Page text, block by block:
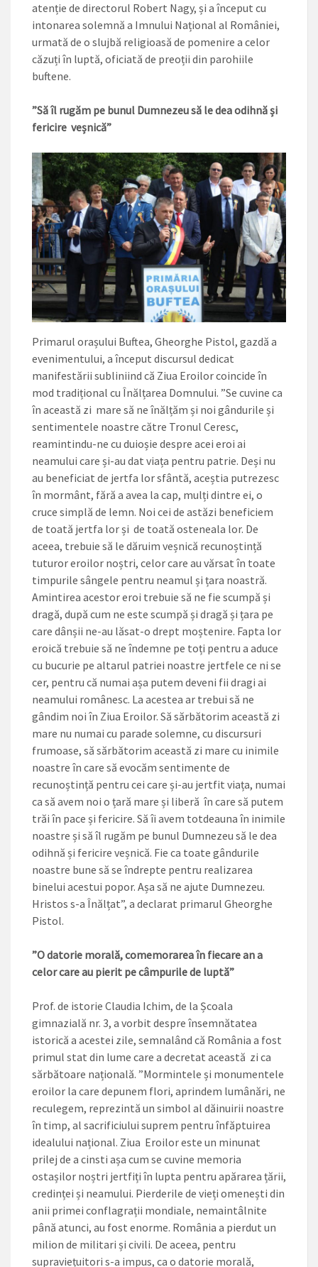
atenție de directorul Robert Nagy, și a început cu
intonarea solemnă a Imnului Național al României,
urmată de o slujbă religioasă de pomenire a celor
căzuți în luptă, oficiată de preoții din parohiile
buftene.
”Să îl rugăm pe bunul Dumnezeu să le dea odihnă și
fericire veșnică”
Primarul orașului Buftea, Gheorghe Pistol, gazdă a
evenimentului, a început discursul dedicat
manifestării ­subliniind că Ziua Eroilor coincide în
mod tradițional cu Înălțarea Domnului. ”Se cuvine ca
în această zi mare să ne înălțăm și noi gândurile și
sentimentele noastre către Tronul Ceresc,
reamintindu-ne cu duioșie despre acei eroi ai
neamului care și-au dat viața pentru patrie. Deși nu
au beneficiat de jertfa lor sfântă, aceștia putrezesc
în mormânt, fără a avea la cap, mulți dintre ei, o
cruce simplă de lemn. Noi cei de astăzi beneficiem
de toată jertfa lor și de toată osteneala lor. De
aceea, trebuie să le dăruim veșnică recunoștință
tuturor eroilor noștri, celor care au vărsat în toate
timpurile sângele pentru neamul și țara noastră.
Amintirea acestor eroi trebuie să ne fie scumpă și
dragă, după cum ne este scumpă și dragă și țara pe
care dânșii ne-au lăsat-o drept moștenire. Fapta lor
eroică trebuie să ne îndemne pe toți pentru a aduce
cu bucurie pe altarul patriei noastre jertfele ce ni se
cer, pentru că numai așa putem deveni fii dragi ai
neamului românesc. La acestea ar trebui să ne
gândim noi în Ziua Eroilor. Să sărbătorim această zi
mare nu numai cu parade solemne, cu discursuri
frumoase, să sărbătorim această zi mare cu inimile
noastre în care să evocăm sentimente de
recunoștință pentru cei care și-au jertfit viața, ­numai
ca să avem noi o țară mare și liberă în care să putem
trăi în pace și fericire. Să îi avem totdeauna în inimile
noastre și să îl rugăm pe bunul Dumnezeu să le dea
odihnă și fericire veșnică. Fie ca toate gândurile
noastre bune să se îndrepte pentru realizarea
binelui acestui popor. Așa să ne ajute Dumnezeu.
Hristos s-a Înălțat”, a declarat primarul Gheorghe
Pistol.
”O datorie morală, comemorarea în fiecare an a
celor care au pierit pe câmpurile de luptă”
Prof. de istorie Claudia Ichim, de la Școala
gimnazială nr. 3, a vorbit despre însemnătatea
istorică a acestei zile, semnalând că România a fost
primul stat din lume care a decretat această zi ca
sărbătoare națională. ”Mormintele și monumentele
eroilor la care depunem flori, aprindem lumânări, ne
reculegem, reprezintă un simbol al dăinuirii noastre
în timp, al sacrificiului suprem pentru înfăptuirea
idealului național. Ziua Eroilor este un minunat
prilej de a cinsti așa cum se cuvine memoria
ostașilor noștri jertfiți în lupta pentru apărarea țării,
credinței și neamului. Pierderile de vieți omenești din
anii primei conflagrații mondiale, nemaintâlnite
până atunci, au fost enorme. România a pierdut un
milion de militari și civili. De aceea, pentru
supraviețuitori s-a impus, ca o datorie morală,